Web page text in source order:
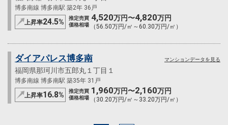
博多南線 博多南駅 築2年 36戸
上昇率24.5%
推定売買
価格相場
4,520万円〜4,820万円
（56.50万円/㎡～60.30万円/㎡）
ダイアパレス博多南
福岡県那珂川市五郎丸１丁目１
博多南線 博多南駅 築35年 31戸
上昇率16.8%
推定売買
価格相場
1,960万円〜2,160万円
（30.20万円/㎡～33.20万円/㎡）
マンションデータを見る